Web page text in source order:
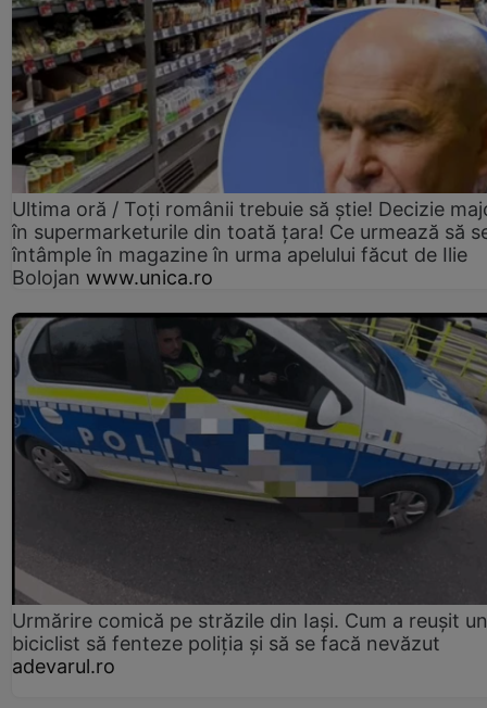
Ultima oră / Toți românii trebuie să știe! Decizie
în supermarketurile din toată țara! Ce urmează să
întâmple în magazine în urma apelului făcut de Ilie
Bolojan www.unica.ro
Urmărire comică pe străzile din Iași. Cum a reușit un
biciclist să fenteze poliția și să se facă nevăzut
adevarul.ro